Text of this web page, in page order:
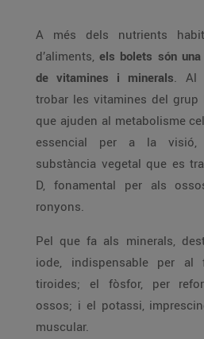
A més dels nutrients
d’aliments, els bolets són
de vitamines i minerals. Al
trobar les vitamines del
que ajuden al metabolisme
essencial per a la visió,
substància vegetal que es
D, fonamental per als
ronyons.
Pel que fa als minerals,
iode, indispensable per al
tiroides; el fòsfor, per
ossos; i el potassi,
muscular.